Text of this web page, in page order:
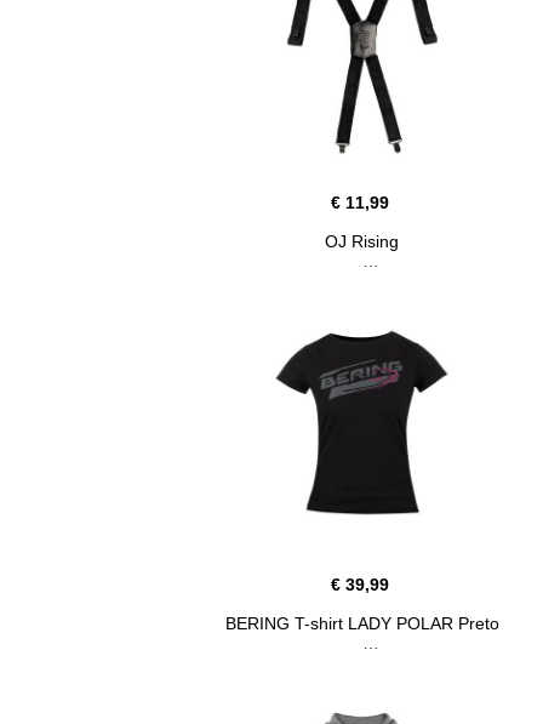
€ 11,99
OJ Rising
€ 39,99
BERING T-shirt LADY POLAR Preto